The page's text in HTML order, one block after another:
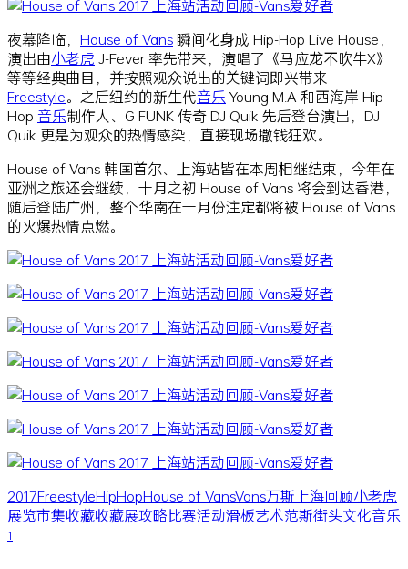
夜幕降临， House of Vans 瞬间化身成 Hip-Hop Live House，
演出由小老虎 J-Fever 率先带来，演唱了《马应龙不吹牛X》
等等经典曲目，并按照观众说出的关键词即兴带来
Freestyle。之后纽约的新生代音乐 Young M.A 和西海岸 Hip-
Hop 音乐制作人、G FUNK 传奇 DJ Quik 先后登台演出，DJ
Quik 更是为观众的热情感染，直接现场撒钱狂欢。
House of Vans 韩国首尔、上海站皆在本周相继结束，今年在
亚洲之旅还会继续，十月之初 House of Vans 将会到达香港，
随后登陆广州，整个华南在十月份注定都将被 House of Vans
的火爆热情点燃。
2017FreestyleHipHopHouse of VansVans万斯 上海回顾小老虎
展览市集收藏收藏展攻略比赛活动滑板艺术范斯街头文化音乐
1